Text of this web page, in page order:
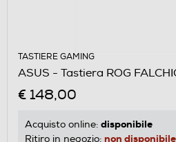
TASTIERE GAMING
ASUS - Tastiera ROG
€ 148,00
Acquisto online: disponibile
Ritiro in negozio: non disponibile